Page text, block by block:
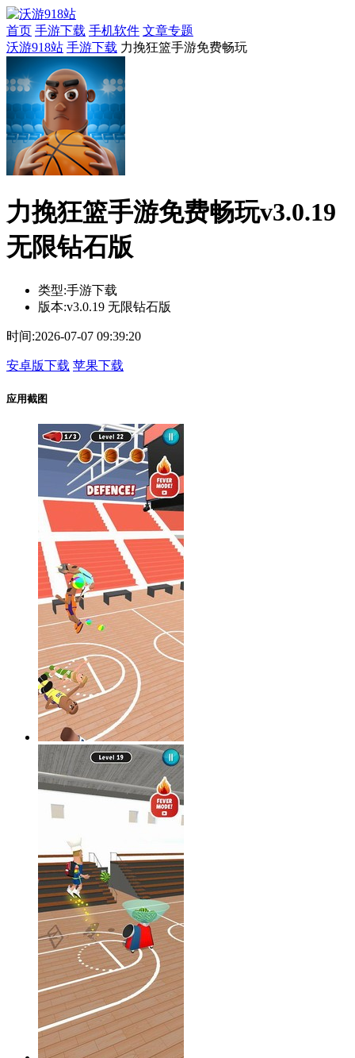
首页 手游下载 手机软件 文章专题
沃游918站 手游下载 力挽狂篮手游免费畅玩
力挽狂篮手游免费畅玩v3.0.19
无限钻石版
类型:手游下载
版本:v3.0.19 无限钻石版
时间:2026-07-07 09:39:20
安卓版下载 苹果下载
应用截图